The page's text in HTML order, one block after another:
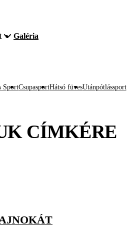
Galéria
SportCsupasportHátsó füvesUtánpótlássport
CÍMKÉRE